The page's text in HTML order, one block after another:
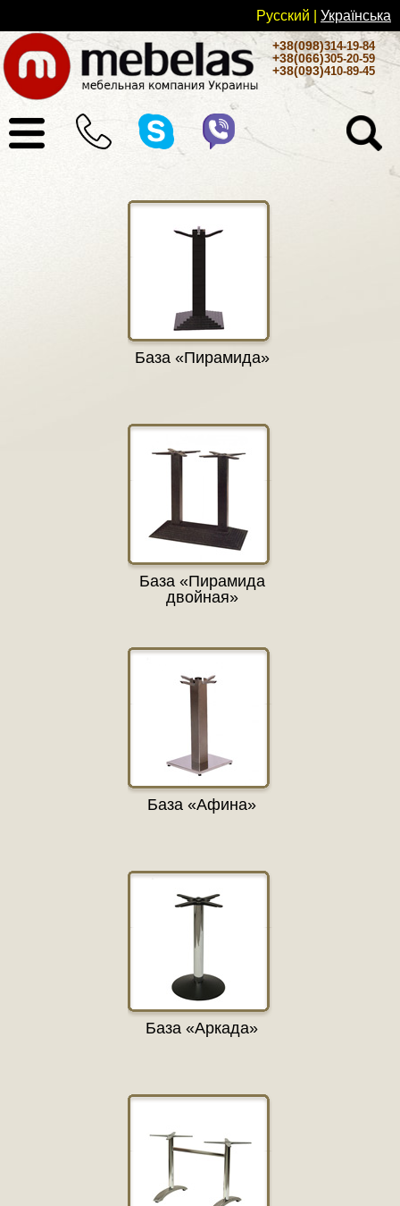
Русский Українськa
+38(098)314-19-84
+38(066)305-20-59
+38(093)410-89-45
База «Пирамида»
База «Пирамида
двойная»
База «Афина»
База «Аркада»